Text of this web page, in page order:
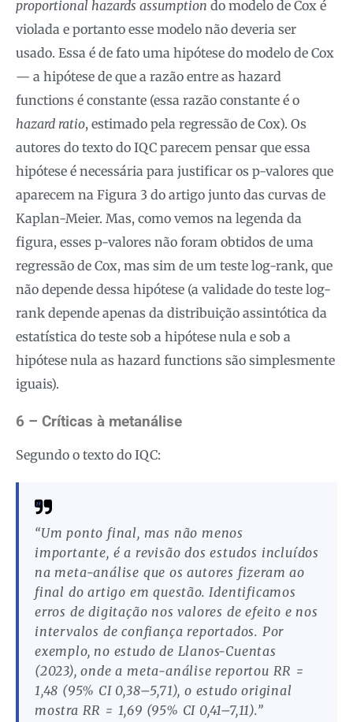
proportional hazards assumption do modelo de Cox é
violada e portanto esse modelo não deveria ser
usado. Essa é de fato uma hipótese do modelo de Cox
— a hipótese de que a razão entre as hazard
functions é constante (essa razão constante é o
hazard ratio, estimado pela regressão de Cox). Os
autores do texto do IQC parecem pensar que essa
hipótese é necessária para justificar os p-valores que
aparecem na Figura 3 do artigo junto das curvas de
Kaplan-Meier. Mas, como vemos na legenda da
figura, esses p-valores não foram obtidos de uma
regressão de Cox, mas sim de um teste log-rank, que
não depende dessa hipótese (a validade do teste log-
rank depende apenas da distribuição assintótica da
estatística do teste sob a hipótese nula e sob a
hipótese nula as hazard functions são simplesmente
iguais).
6 – Críticas à metanálise
Segundo o texto do IQC:
“Um ponto final, mas não menos
importante, é a revisão dos estudos incluídos
na meta-análise que os autores fizeram ao
final do artigo em questão. Identificamos
erros de digitação nos valores de efeito e nos
intervalos de confiança reportados. Por
exemplo, no estudo de Llanos-Cuentas
(2023), onde a meta-análise reportou RR =
1,48 (95% CI 0,38–5,71), o estudo original
mostra RR = 1,69 (95% CI 0,41–7,11).”